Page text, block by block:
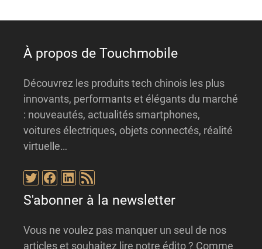
À propos de Touchmobile
Découvrez les produits tech chinois les plus
innovants, performants et élégants du marché
: nouveautés, actualités smartphones,
voitures électriques, objets connectés, réalité
virtuelle…
Twitter
Facebook
LinkedIn
Flux RSS
S'abonner à la newsletter
Vous ne voulez pas manquer un seul de nos
articles et souhaitez lire notre édito ? Comme